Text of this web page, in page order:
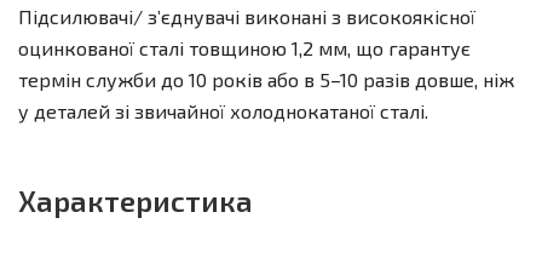
Підсилювачі/ зʼєднувачі виконані з високоякісної
оцинкованої сталі товщиною 1,2 мм, що гарантує
термін служби до 10 років або в 5–10 разів довше, ніж
у деталей зі звичайної холоднокатаної сталі.
Характеристика